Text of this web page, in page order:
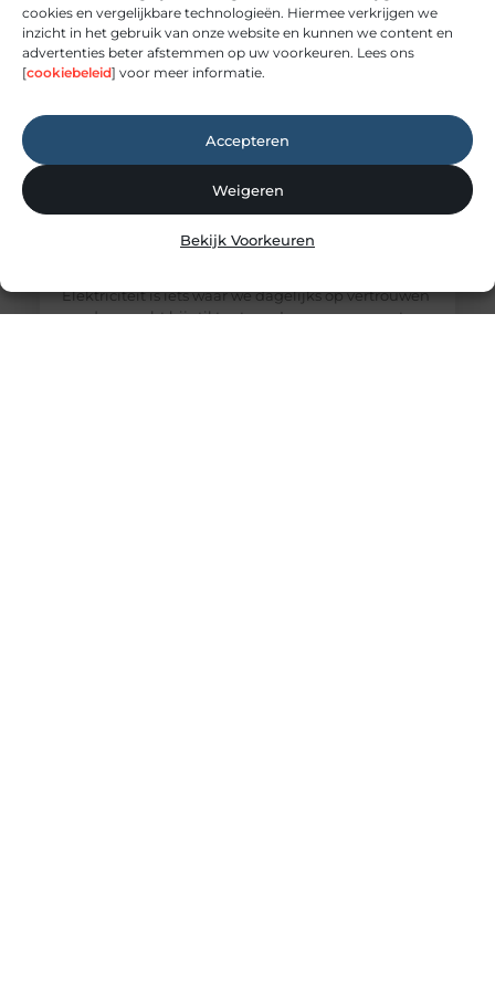
cookies en vergelijkbare technologieën. Hiermee verkrijgen we
inzicht in het gebruik van onze website en kunnen we content en
advertenties beter afstemmen op uw voorkeuren. Lees ons
[cookiebeleid] voor meer informatie.
Accepteren
Weigeren
Bekijk Voorkeuren
Elektricien Amersfoort voor storingen en
Elektriciteit is iets waar we dagelijks op vertrouwen
zonder er echt bij stil te staan. Lampen, apparaten,